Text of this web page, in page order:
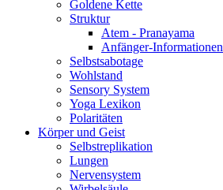
Goldene Kette
Struktur
Atem - Pranayama
Anfänger-Informationen
Selbstsabotage
Wohlstand
Sensory System
Yoga Lexikon
Polaritäten
Körper und Geist
Selbstreplikation
Lungen
Nervensystem